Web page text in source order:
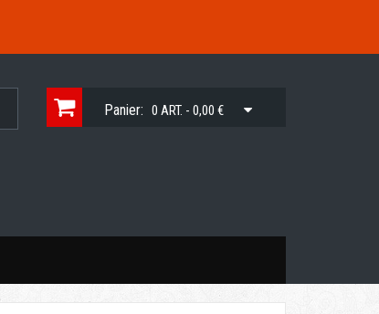
Panier: 0 ART. - 0,00 €